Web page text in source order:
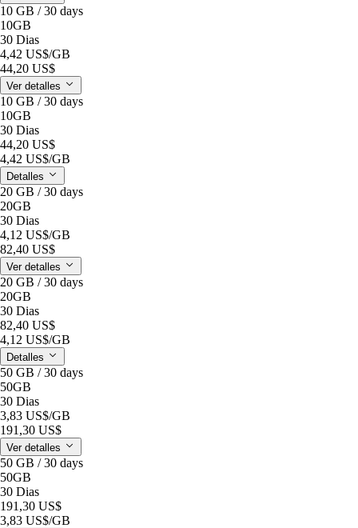
10 GB / 30 days
10GB
30 Dias
4,42 US$/GB
44,20 US$
Ver detalles
10 GB / 30 days
10GB
30 Dias
44,20 US$
4,42 US$/GB
Detalles
20 GB / 30 days
20GB
30 Dias
4,12 US$/GB
82,40 US$
Ver detalles
20 GB / 30 days
20GB
30 Dias
82,40 US$
4,12 US$/GB
Detalles
50 GB / 30 days
50GB
30 Dias
3,83 US$/GB
191,30 US$
Ver detalles
50 GB / 30 days
50GB
30 Dias
191,30 US$
3,83 US$/GB